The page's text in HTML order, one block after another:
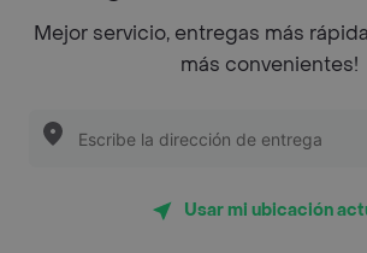
App Store Google play
Mejor servicio, entregas más
más convenientes!
Usar mi ubicación